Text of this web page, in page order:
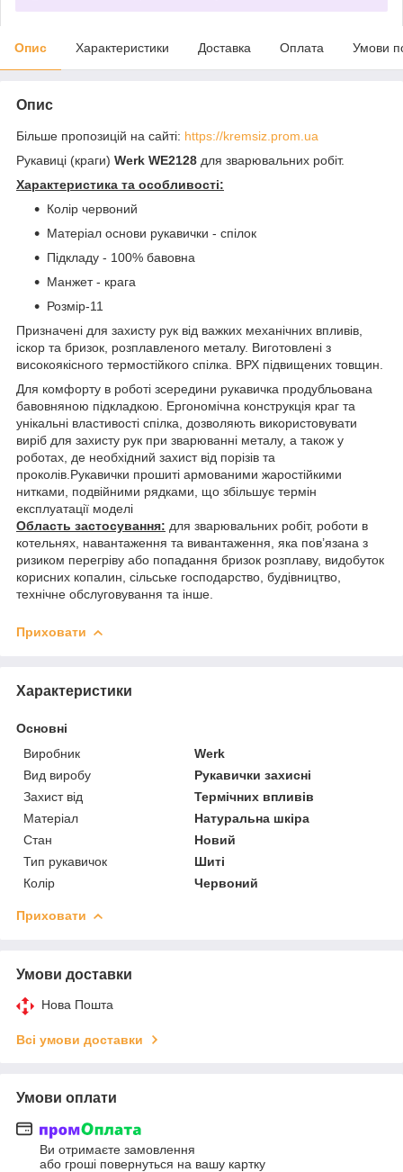
Опис Характеристики Доставка Оплата Умови
Опис
Більше пропозицій на сайті: https://kremsiz.prom.ua
Рукавиці (краги) Werk WE2128 для зварювальних робіт.
Характеристика та особливості:
Колір червоний
Матеріал основи рукавички - спілок
Підкладу - 100% бавовна
Манжет - крага
Розмір-11
Призначені для захисту рук від важких механічних впливів,
іскор та бризок, розплавленого металу. Виготовлені з
високоякісного термостійкого спілка. ВРХ підвищених товщин.
Для комфорту в роботі зсередини рукавичка продубльована
бавовняною підкладкою. Ергономічна конструкція краг та
унікальні властивості спілка, дозволяють використовувати
виріб для захисту рук при зварюванні металу, а також у
роботах, де необхідний захист від порізів та
проколів.Рукавички прошиті армованими жаростійкими
нитками, подвійними рядками, що збільшує термін
експлуатації моделі
Область застосування: для зварювальних робіт, роботи в
котельнях, навантаження та вивантаження, яка пов’язана з
ризиком перегріву або попадання бризок розплаву, видобуток
корисних копалин, сільське господарство, будівництво,
технічне обслуговування та інше.
Приховати
Характеристики
Основні
Виробник
Werk
Вид виробу
Рукавички захисні
Захист від
Термічних впливів
Матеріал
Натуральна шкіра
Стан
Новий
Тип рукавичок
Шиті
Колір
Червоний
Приховати
Умови доставки
Нова Пошта
Всі умови доставки
Умови оплати
Ви отримаєте замовлення
або гроші повернуться на вашу картку